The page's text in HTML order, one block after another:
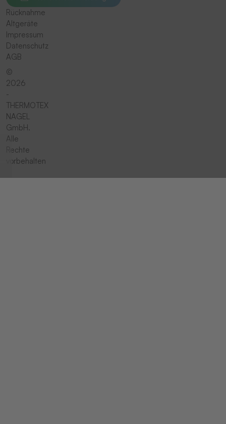
Rücknahme
Altgeräte
Impressum
Datenschutz
AGB
©
2026
-
THERMOTEX
NAGEL
GmbH.
Alle
Rechte
vorbehalten